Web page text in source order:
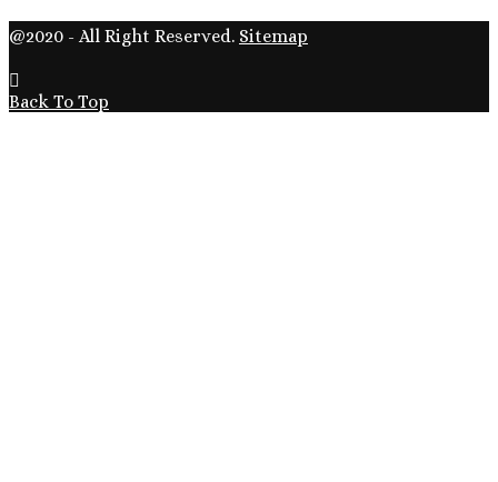
@2020 - All Right Reserved. Sitemap
Back To Top